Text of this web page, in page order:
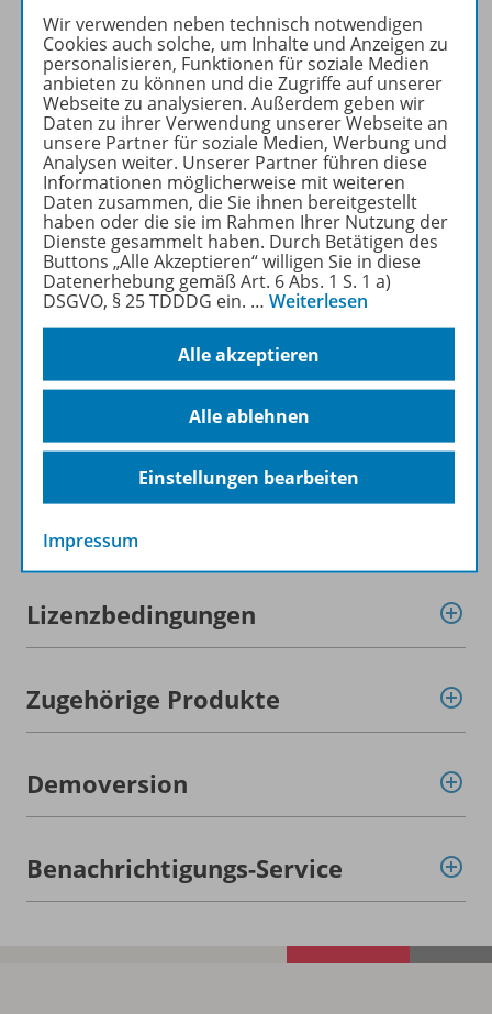
für Bürokaufleute 2025
Pünktlich zur Neuordnung
des Lehrplans aktualisieren
wir für Sie unser breites
Portfolio. Es erwarten Sie
moderne, praxisorientierte
Lehrwerkeund
umfangreichedigitale
Materialien.
Mehr erfahren
Produktinformationen
Beschreibung
Lizenzbedingungen
Zugehörige Produkte
Demoversion
Benachrichtigungs-Service
Wir verwenden neben technisch notwendigen
Cookies auch solche, um Inhalte und Anzeigen zu
personalisieren, Funktionen für soziale Medien
anbieten zu können und die Zugriffe auf unserer
Webseite zu analysieren. Außerdem geben wir
Daten zu ihrer Verwendung unserer Webseite an
unsere Partner für soziale Medien, Werbung und
Analysen weiter. Unserer Partner führen diese
Informationen möglicherweise mit weiteren
Daten zusammen, die Sie ihnen bereitgestellt
haben oder die sie im Rahmen Ihrer Nutzung der
Dienste gesammelt haben. Durch Betätigen des
Buttons „Alle Akzeptieren“ willigen Sie in diese
Datenerhebung gemäß Art. 6 Abs. 1 S. 1 a)
DSGVO, § 25 TDDDG ein. … Weiterlesen
Alle akzeptieren
Alle ablehnen
Einstellungen bearbeiten
Impressum